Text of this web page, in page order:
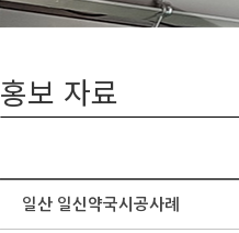
홍보 자료
일산 일신약국시공사례